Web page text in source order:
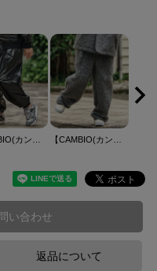
い合わせ
返品について